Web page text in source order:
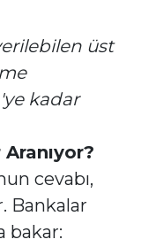
üst
kadar
cevabı,
Bankalar
bakar: